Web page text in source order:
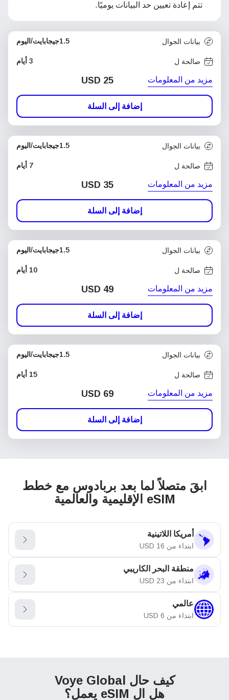
تتم إعادة تعيين حد البيانات يوميًا.
بيانات الجوال 1.5جيجابايت/اليوم
صالحة ل 3 أيام
مزيد من المعلومات USD 25
إضافة إلى السلة
بيانات الجوال 1.5جيجابايت/اليوم
صالحة ل 7 أيام
مزيد من المعلومات USD 35
إضافة إلى السلة
بيانات الجوال 1.5جيجابايت/اليوم
صالحة ل 10 أيام
مزيد من المعلومات USD 49
إضافة إلى السلة
بيانات الجوال 1.5جيجابايت/اليوم
صالحة ل 15 أيام
مزيد من المعلومات USD 69
إضافة إلى السلة
ابقَ متصلاً لما بعد بربادوس مع خطط
eSIM الإقليمية والعالمية
أمريكا اللاتينية
ابتداء من USD 16
منطقة البحر الكاريبي
ابتداء من USD 23
عالمي
ابتداء من USD 6
كيف حال Voye Global
هل ال eSIM يعمل؟